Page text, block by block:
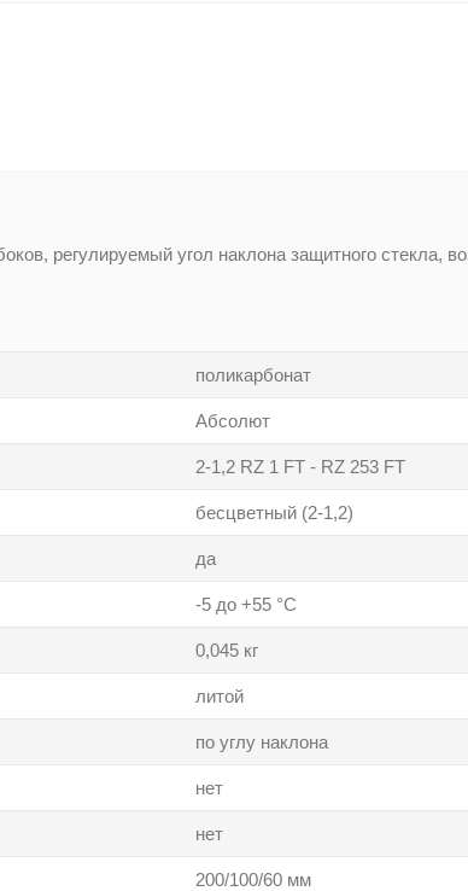
регулируемый угол наклона защитного стекла,
поликарбонат
Абсолют
2-1,2 RZ 1 FT - RZ 253 FT
бесцветный (2-1,2)
да
-5 до +55 °С
0,045 кг
литой
по углу наклона
нет
нет
200/100/60 мм